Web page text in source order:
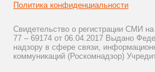
Политика конфиденциальности
Свидетельство о регистрации СМИ
77 – 69174 от 06.04.2017 Выдано
надзору в сфере связи,
коммуникаций (Роскомнадзор)